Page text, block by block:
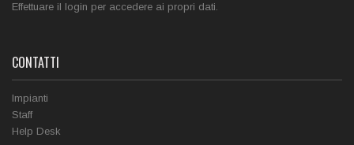
Effettuare il login per accedere ai propri dati.
CONTATTI
Impianti
Staff
Help Desk